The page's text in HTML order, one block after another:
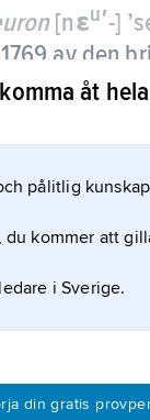
[nɛuʹ-]
av den
Cullen som
neuroser
med bibehållen
genom att
åt
pålitlig
du kommer att
i Sverige.
din gratis